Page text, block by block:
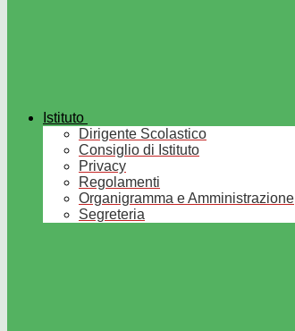
Istituto
Dirigente Scolastico
Consiglio di Istituto
Privacy
Regolamenti
Organigramma e Amministrazione
Segreteria